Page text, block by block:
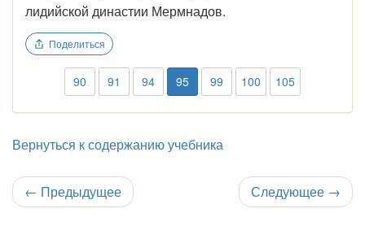
лидийской династии Мермнадов.
Поделиться
90 91 94 95 99 100 105
Вернуться к содержанию учебника
← Предыдущее Следующее →